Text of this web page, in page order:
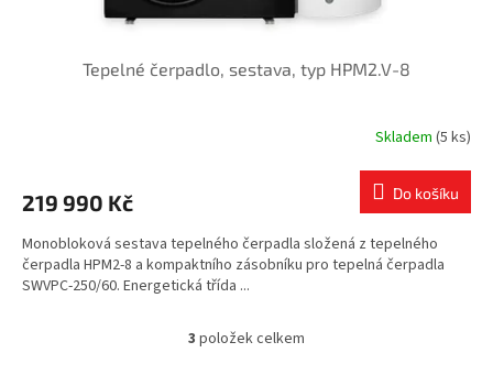
Tepelné čerpadlo, sestava, typ HPM2.V-8
Skladem (5 ks)
219 990 Kč Do košíku
Monobloková sestava tepelného čerpadla složená z tepelného
čerpadla HPM2-8 a kompaktního zásobníku pro tepelná čerpadla
SWVPC-250/60. Energetická třída ...
O
3 položek celkem